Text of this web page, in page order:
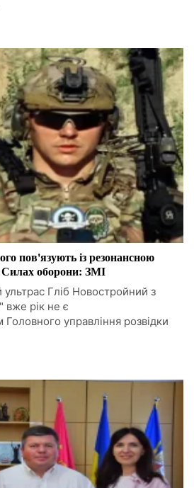
пов'язують із резонансною
оборони: ЗМІ
Гліб Новостройний з
вже рік не є
управління розвідки